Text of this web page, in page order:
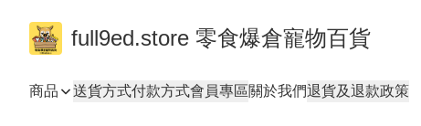
full9ed.store 零食爆倉寵物百貨
商品 送貨方式付款方式會員專區關於我們退貨及退款政策